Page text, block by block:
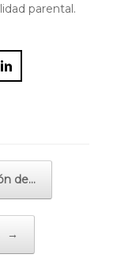
parental.
de…
→